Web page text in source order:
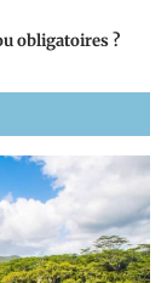
obligatoires ?